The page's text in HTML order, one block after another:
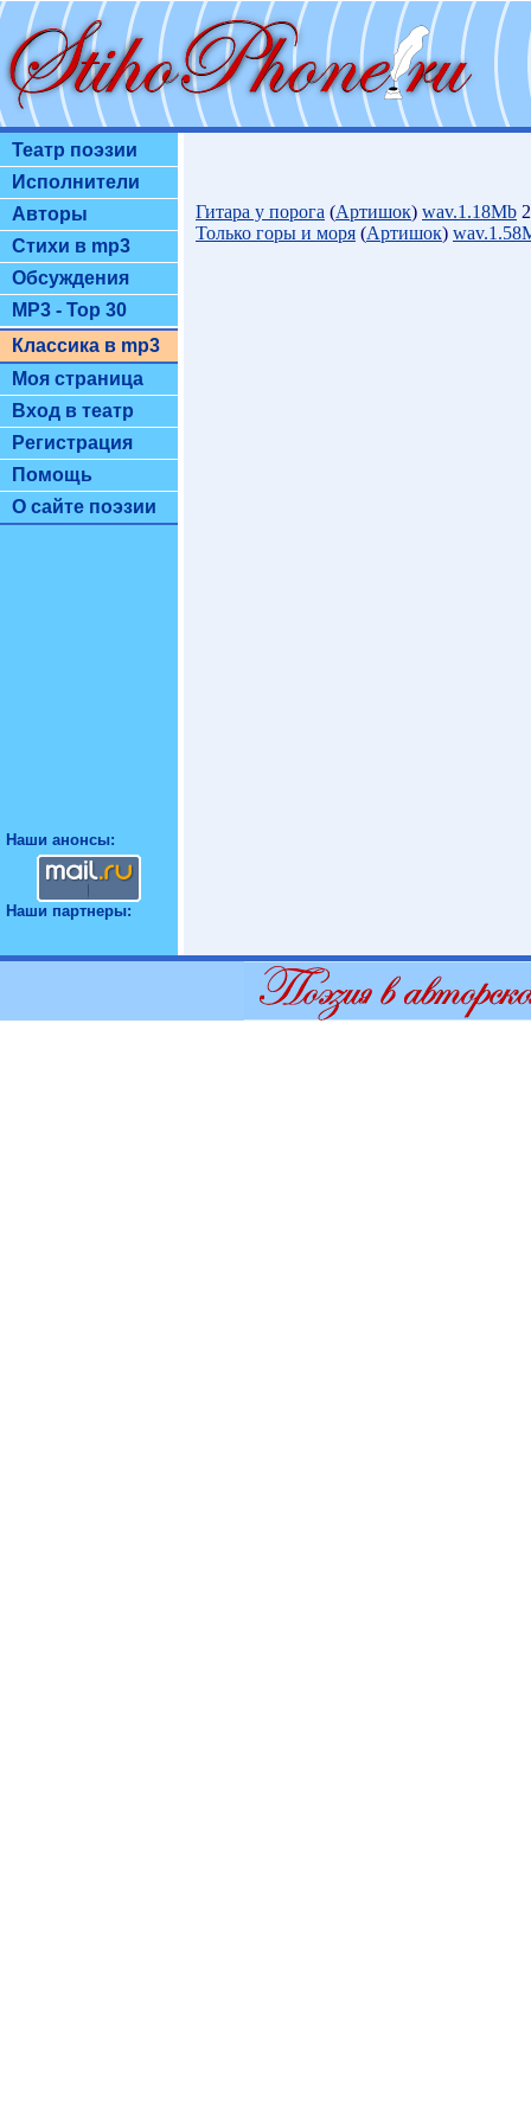
Театр поэзии
Исполнители
Авторы
Стихи в mp3
Обсуждения
MP3 - Top 30
Классика в mp3
Моя страница
Вход в театр
Регистрация
Помощь
О сайте поэзии
Наши анонсы:
Наши партнеры:
Гитара у порога (Артишок) wav.1.18Mb
Только горы и моря (Артишок)